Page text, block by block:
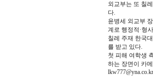
외교부는 또 칠
다.
윤병세 외교부
계로 행정적·형
칠레 주재 한국
를 받고 있다.
첫 피해 여학생
하는 장면이 카
lkw777@yna.co.kr